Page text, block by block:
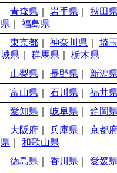
青森県 岩手県 秋田県
県
福島県
東京都 神奈川県 埼
城県
群馬県
栃木県
山梨県 長野県
新潟県
富山県 石川県
福井県
愛知県 岐阜県 静岡県
大阪府 兵庫県 京都
県
和歌山県
徳島県 香川県 愛媛県